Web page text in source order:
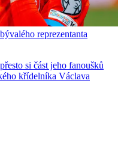
reprezentanta
si část jeho fanoušků
křídelníka Václava